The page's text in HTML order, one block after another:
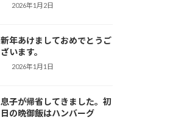
2026年1月2日
新年あけましておめでとうご
ざいます。
2026年1月1日
息子が帰省してきました。初
日の晩御飯はハンバーグ